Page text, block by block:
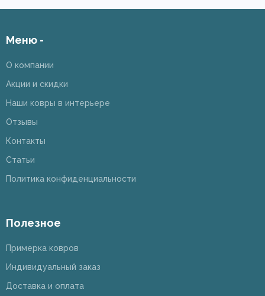
Меню -
О компании
Акции и скидки
Наши ковры в интерьере
Отзывы
Контакты
Статьи
Политика конфиденциальности
Полезное
Примерка ковров
Индивидуальный заказ
Доставка и оплата